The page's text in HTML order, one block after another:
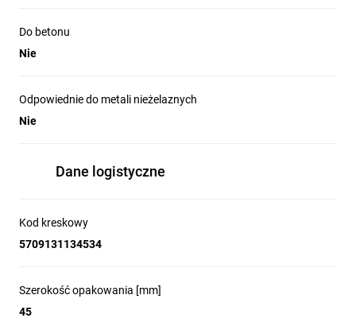
Do betonu
Nie
Odpowiednie do metali nieżelaznych
Nie
Dane logistyczne
Kod kreskowy
5709131134534
Szerokość opakowania [mm]
45